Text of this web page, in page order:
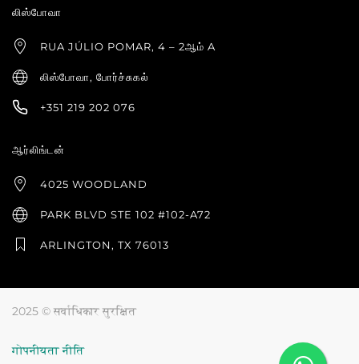
லிஸ்போவா
RUA JÚLIO POMAR, 4 – 2ஆம் A
லிஸ்போவா, போர்ச்சுகல்
+351 219 202 076
ஆர்லிங்டன்
4025 WOODLAND
PARK BLVD STE 102 #102-A72
ARLINGTON, TX 76013
2025 © सर्वाधिकार सुरक्षित
गोपनीयता नीति